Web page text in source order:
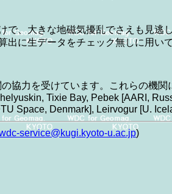
で、大きな地磁気擾乱でさえも見逃
出に生データをチェック無しに用
協力を受けています。これらの機関
Tixie Bay, Pebek [AARI,
Space, Denmark], Leirvogur [U.
service@kugi.kyoto-u.ac.jp)